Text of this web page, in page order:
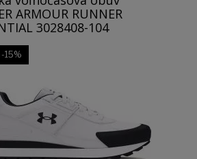
ARMOUR RUNNER
3028408-104
-15%